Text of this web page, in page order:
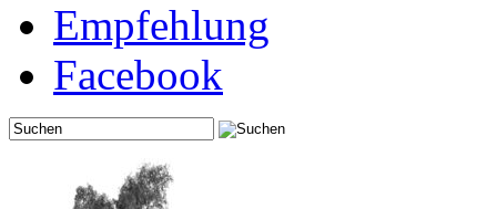
Empfehlung
Facebook